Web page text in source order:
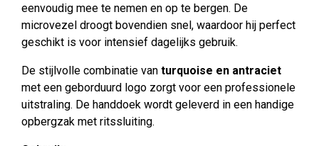
eenvoudig mee te nemen en op te bergen. De
microvezel droogt bovendien snel, waardoor hij perfect
geschikt is voor intensief dagelijks gebruik.
De stijlvolle combinatie van turquoise en antraciet
met een geborduurd logo zorgt voor een professionele
uitstraling. De handdoek wordt geleverd in een handige
opbergzak met ritssluiting.